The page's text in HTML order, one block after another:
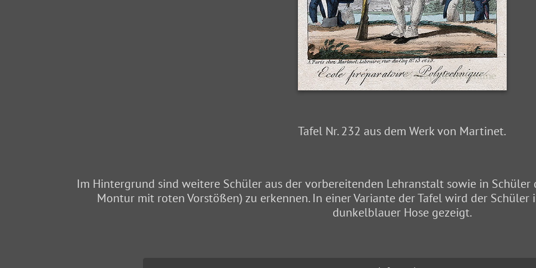
Tafel Nr. 232 aus dem Werk von Martinet.
Im Hintergrund sind weitere Schüler aus der vorbereitenden Lehranstalt sowie in
Montur mit roten Vorstößen) zu erkennen. In einer Variante der Tafel wird der
dunkelblauer Hose gezeigt.